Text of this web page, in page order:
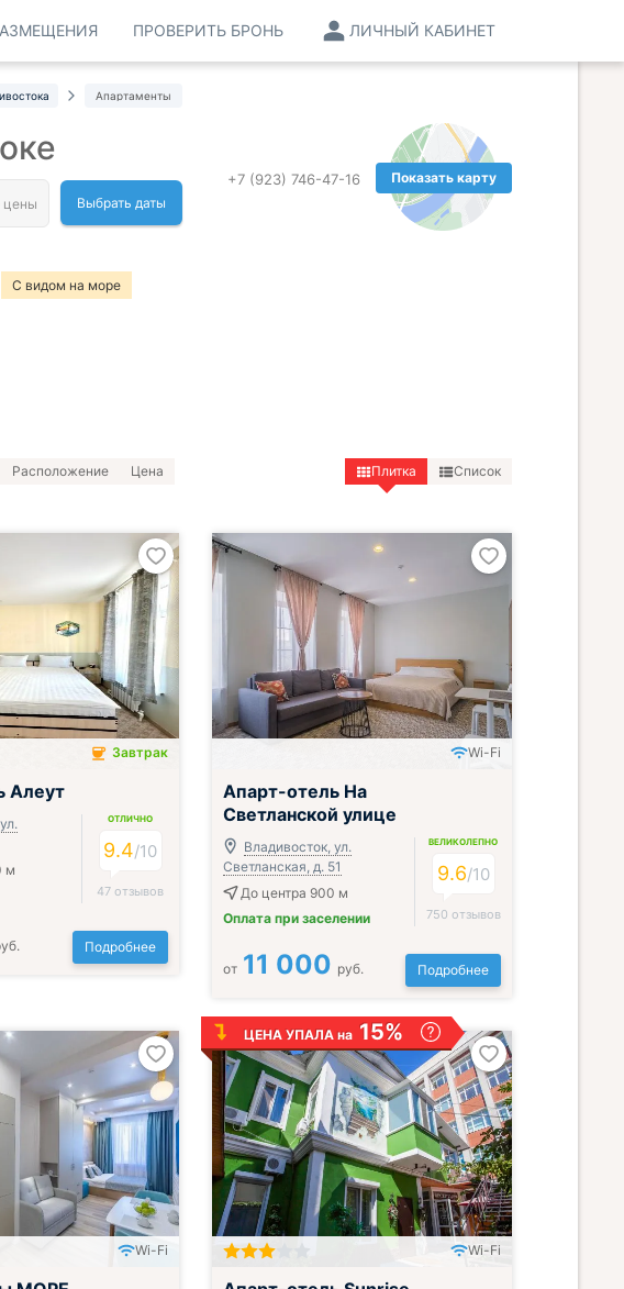
ЛИЧНЫЙ КАБИНЕТ
ПРОВЕРИТЬ БРОНЬ
Апартаменты
Показать карту
+7 (923) 746-47-16
Выбрать даты
С видом на море
Расположение Цена Плитка Список
Завтрак
Алеут
м
ОТЛИЧНО
9.4/10
47 отзывов
Подробнее
Wi-Fi
Апарт-отель На
Светланской улице
Владивосток, ул.
Светланская, д. 51
До центра 900 м
Оплата при заселении
ВЕЛИКОЛЕПНО
9.6/10
750 отзывов
от 11 000 руб. Подробнее
Wi-Fi
ЦЕНА УПАЛА на 15%
Wi-Fi